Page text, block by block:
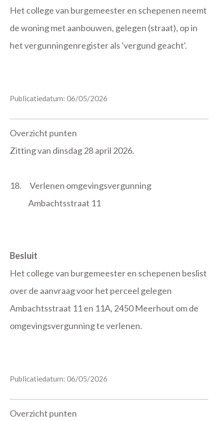
Het college van burgemeester en schepenen neemt
de woning met aanbouwen, gelegen (straat), op in
het vergunningenregister als 'vergund geacht'.
Publicatiedatum: 06/05/2026
Overzicht punten
Zitting van dinsdag 28 april 2026.
18.
Verlenen omgevingsvergunning
Ambachtsstraat 11
Besluit
Het college van burgemeester en schepenen beslist
over de aanvraag voor het perceel gelegen
Ambachtsstraat 11 en 11A, 2450 Meerhout om de
omgevingsvergunning te verlenen.
Publicatiedatum: 06/05/2026
Overzicht punten